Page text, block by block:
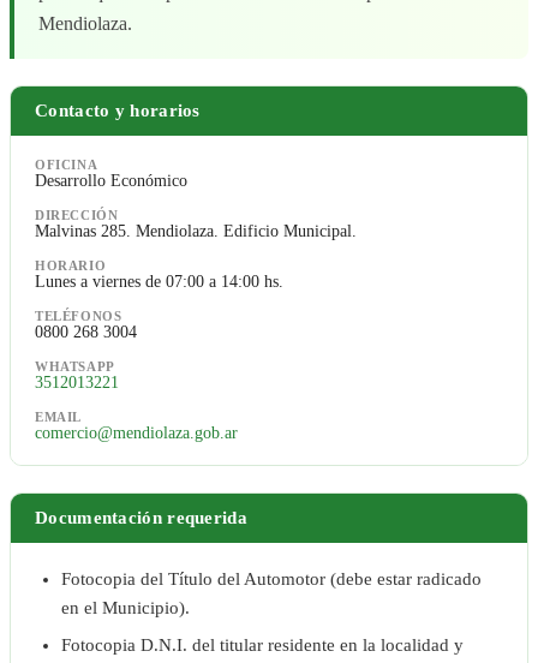
Mendiolaza.
Contacto y horarios
OFICINA
Desarrollo Económico
DIRECCIÓN
Malvinas 285. Mendiolaza. Edificio Municipal.
HORARIO
Lunes a viernes de 07:00 a 14:00 hs.
TELÉFONOS
0800 268 3004
WHATSAPP
3512013221
EMAIL
comercio@mendiolaza.gob.ar
Documentación requerida
Fotocopia del Título del Automotor (debe estar radicado
en el Municipio).
Fotocopia D.N.I. del titular residente en la localidad y